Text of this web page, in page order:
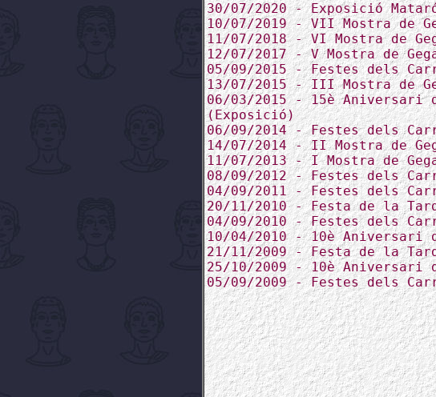
30/07/2020 - Exposició
10/07/2019 - VII Mostra de
11/07/2018 - VI Mostra de
12/07/2017 - V Mostra de
05/09/2015 - Festes dels
13/07/2015 - III Mostra de
06/03/2015 - 15è Aniversari
(Exposició)
06/09/2014 - Festes dels
14/07/2014 - II Mostra de
11/07/2013 - I Mostra de
08/09/2012 - Festes dels
04/09/2011 - Festes dels
20/11/2010 - Festa de la
04/09/2010 - Festes dels
10/04/2010 - 10è Aniversari
21/11/2009 - Festa de la
25/10/2009 - 10è Aniversari
05/09/2009 - Festes dels